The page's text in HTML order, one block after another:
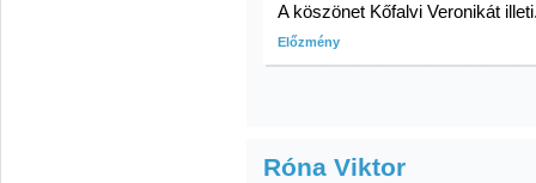
A köszönet Kőfalvi Veronikát
Előzmény
Róna Viktor